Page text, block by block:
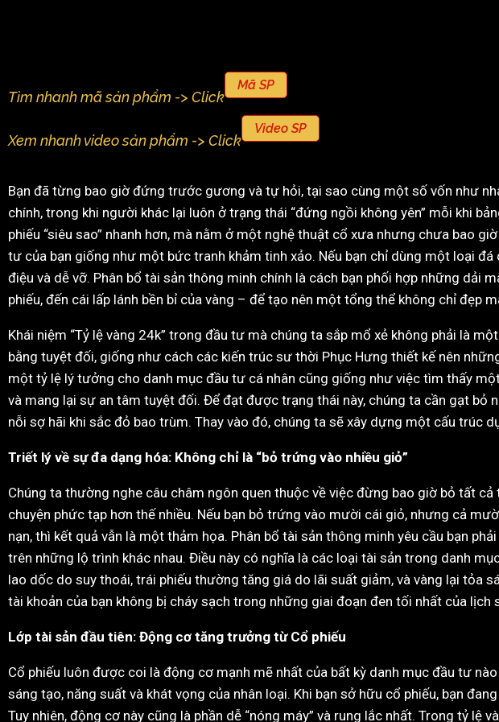
Tìm nhanh mã sản phẩm -> Click
Mã SP
Xem nhanh video sản phẩm -> Click
Video SP
Bạn đã từng bao giờ đứng trước gương và tự hỏi, tại sao cùng một số vốn như
chính, trong khi người khác lại luôn ở trạng thái “đứng ngồi không yên” mỗi khi
phiếu “siêu sao” nhanh hơn, mà nằm ở một nghệ thuật cổ xưa nhưng chưa bao
tư của bạn giống như một bức tranh khảm tinh xảo. Nếu bạn chỉ dùng một loại
điệu và dễ vỡ. Phân bổ tài sản thông minh chính là cách bạn phối hợp những dải
phiếu, đến cái lấp lánh bền bỉ của vàng – để tạo nên một tổng thể không chỉ
Khái niệm “Tỷ lệ vàng 24k” trong đầu tư mà chúng ta sắp mổ xẻ không phải là
bằng tuyệt đối, giống như cách các kiến trúc sư thời Phục Hưng thiết kế nên
một tỷ lệ lý tưởng cho danh mục đầu tư cá nhân cũng giống như việc tìm thấy
và mang lại sự an tâm tuyệt đối. Để đạt được trạng thái này, chúng ta cần gạt
nỗi sợ hãi khi sắc đỏ bao trùm. Thay vào đó, chúng ta sẽ xây dựng một cấu trúc
Triết lý về sự đa dạng hóa: Không chỉ là “bỏ trứng vào nhiều giỏ”
Chúng ta thường nghe câu châm ngôn quen thuộc về việc đừng bao giờ bỏ tất
chuyện phức tạp hơn thế nhiều. Nếu bạn bỏ trứng vào mười cái giỏ, nhưng cả
nạn, thì kết quả vẫn là một thảm họa. Phân bổ tài sản thông minh yêu cầu bạn
trên những lộ trình khác nhau. Điều này có nghĩa là các loại tài sản trong danh
lao dốc do suy thoái, trái phiếu thường tăng giá do lãi suất giảm, và vàng lại tỏa
tài khoản của bạn không bị cháy sạch trong những giai đoạn đen tối nhất của lịch
Lớp tài sản đầu tiên: Động cơ tăng trưởng từ Cổ phiếu
Cổ phiếu luôn được coi là động cơ mạnh mẽ nhất của bất kỳ danh mục đầu tư
sáng tạo, năng suất và khát vọng của nhân loại. Khi bạn sở hữu cổ phiếu, bạn
Tuy nhiên, động cơ này cũng là phần dễ “nóng máy” và rung lắc nhất. Trong tỷ lệ